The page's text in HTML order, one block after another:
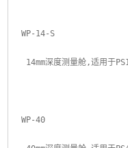
WP-14-S
WP-40